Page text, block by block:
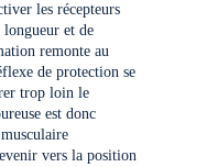
les récepteurs
longueur et de
remonte au
de protection se
trop loin le
est donc
vers la position